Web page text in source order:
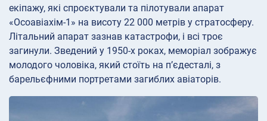
екіпажу, які спроєктували та пілотували апарат
«Осоавіахім-1» на висоту 22 000 метрів у стратосферу.
Літальний апарат зазнав катастрофи, і всі троє
загинули. Зведений у 1950-х роках, меморіал зображує
молодого чоловіка, який стоїть на п’єдесталі, з
барельєфними портретами загиблих авіаторів.